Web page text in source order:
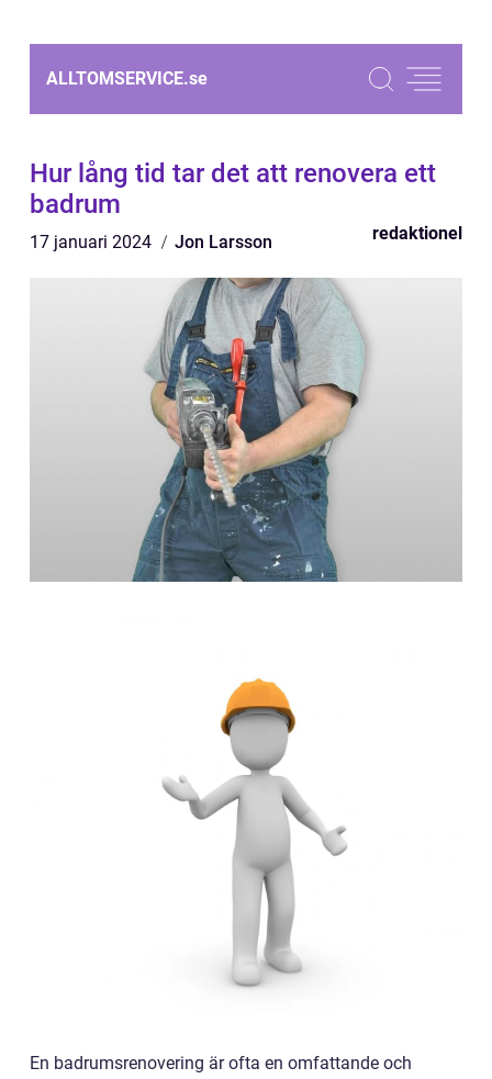
ALLTOMSERVICE.se
Hur lång tid tar det att renovera ett
badrum
17 januari 2024 Jon Larsson redaktionel
En badrumsrenovering är ofta en omfattande och